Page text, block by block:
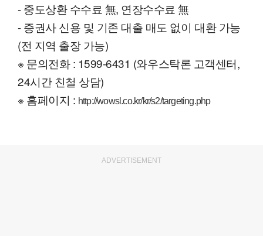
- 중도상환 수수료 無, 연장수수료 無
- 증권사 신용 및 기존 대출 매도 없이 대환 가능
(전 지역 출장 가능)
※ 문의전화 : 1599-6431 (와우스탁론 고객센터,
24시간 친철 상담)
※ 홈페이지 : http://wowsl.co.kr/kr/s2/targeting.php
ADVERTISEMENT